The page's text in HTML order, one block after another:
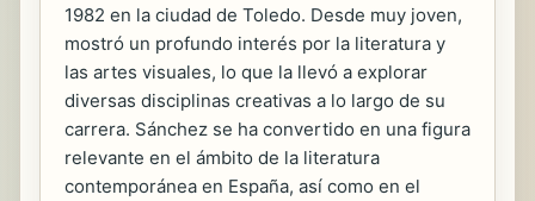
1982 en la ciudad de Toledo. Desde muy joven,
mostró un profundo interés por la literatura y
las artes visuales, lo que la llevó a explorar
diversas disciplinas creativas a lo largo de su
carrera. Sánchez se ha convertido en una figura
relevante en el ámbito de la literatura
contemporánea en España, así como en el